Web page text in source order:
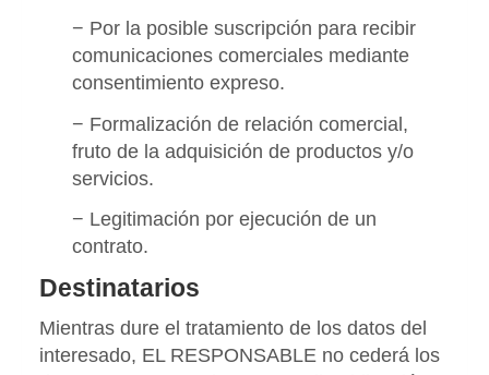
− Por la posible suscripción para recibir
comunicaciones comerciales mediante
consentimiento expreso.
− Formalización de relación comercial,
fruto de la adquisición de productos y/o
servicios.
− Legitimación por ejecución de un
contrato.
Destinatarios
Mientras dure el tratamiento de los datos del
interesado, EL RESPONSABLE no cederá los